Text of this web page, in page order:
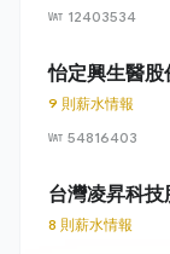
12403534
怡定興生醫股
9 則薪水情報
54816403
台灣凌昇科技
8 則薪水情報